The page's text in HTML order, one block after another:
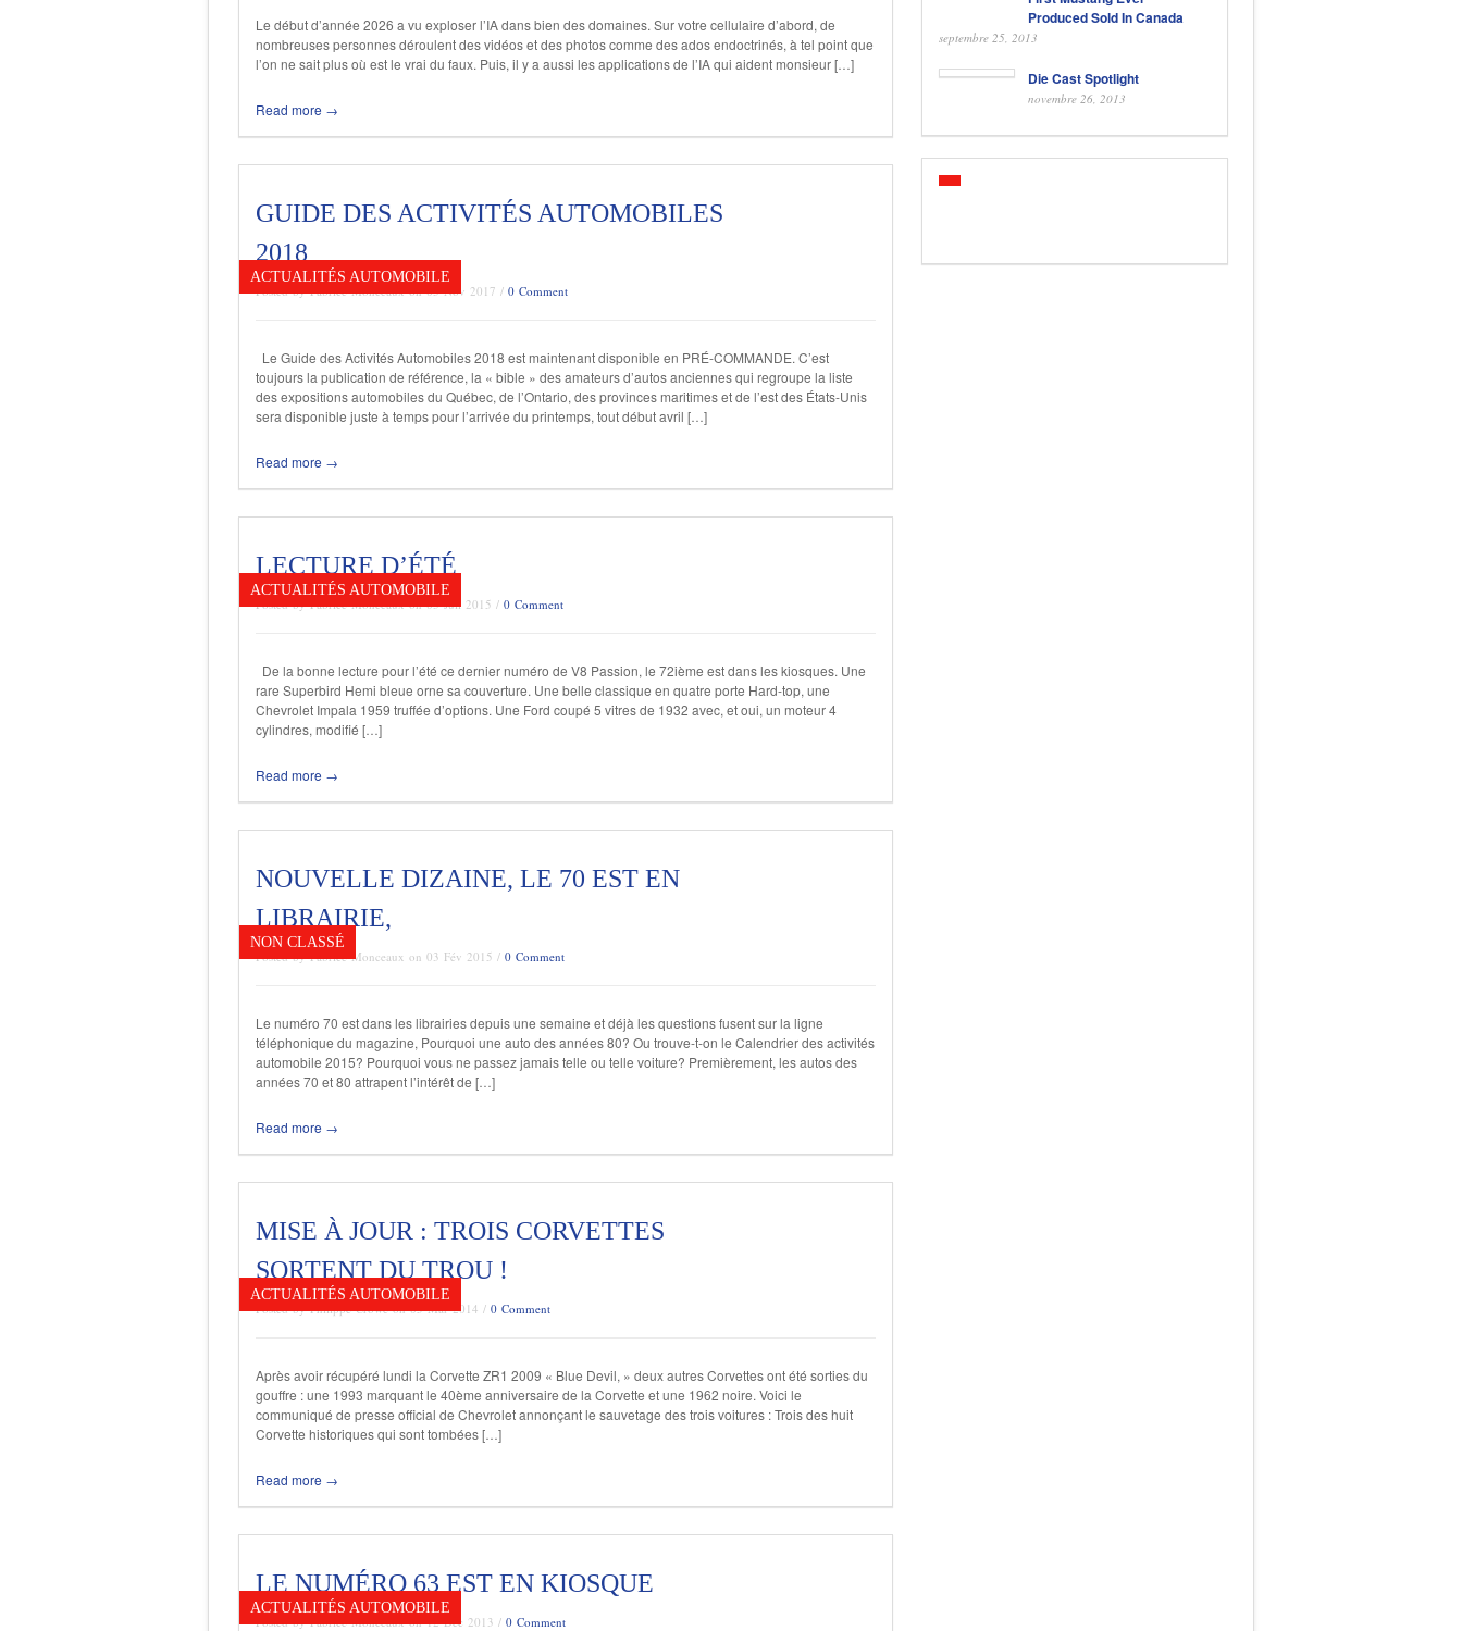
Le début d’année 2026 a vu exploser l’IA dans bien des domaines. Sur votre cellulaire d’abord, de
nombreuses personnes déroulent des vidéos et des photos comme des ados endoctrinés, à tel point que
l’on ne sait plus où est le vrai du faux. Puis, il y a aussi les applications de l’IA qui aident monsieur […]
Read more →
GUIDE DES ACTIVITÉS AUTOMOBILES
2018
Posted by Fabrice Monceaux on 03 Nov 2017 / 0 Comment
Le Guide des Activités Automobiles 2018 est maintenant disponible en PRÉ-COMMANDE. C’est
toujours la publication de référence, la « bible » des amateurs d’autos anciennes qui regroupe la liste
des expositions automobiles du Québec, de l’Ontario, des provinces maritimes et de l’est des États-Unis
sera disponible juste à temps pour l’arrivée du printemps, tout début avril […]
Read more →
ACTUALITÉS AUTOMOBILE
LECTURE D’ÉTÉ
Posted by Fabrice Monceaux on 03 Juil 2015 / 0 Comment
De la bonne lecture pour l’été ce dernier numéro de V8 Passion, le 72ième est dans les kiosques. Une
rare Superbird Hemi bleue orne sa couverture. Une belle classique en quatre porte Hard-top, une
Chevrolet Impala 1959 truffée d’options. Une Ford coupé 5 vitres de 1932 avec, et oui, un moteur 4
cylindres, modifié […]
Read more →
ACTUALITÉS AUTOMOBILE
NOUVELLE DIZAINE, LE 70 EST EN
LIBRAIRIE,
Posted by Fabrice Monceaux on 03 Fév 2015 / 0 Comment
Le numéro 70 est dans les librairies depuis une semaine et déjà les questions fusent sur la ligne
téléphonique du magazine, Pourquoi une auto des années 80? Ou trouve-t-on le Calendrier des activités
automobile 2015? Pourquoi vous ne passez jamais telle ou telle voiture? Premièrement, les autos des
années 70 et 80 attrapent l’intérêt de […]
Read more →
NON CLASSÉ
MISE À JOUR : TROIS CORVETTES
SORTENT DU TROU !
Posted by Philippe Crowe on 05 Mar 2014 / 0 Comment
Après avoir récupéré lundi la Corvette ZR1 2009 « Blue Devil, » deux autres Corvettes ont été sorties du
gouffre : une 1993 marquant le 40ème anniversaire de la Corvette et une 1962 noire. Voici le
communiqué de presse official de Chevrolet annonçant le sauvetage des trois voitures : Trois des huit
Corvette historiques qui sont tombées […]
Read more →
ACTUALITÉS AUTOMOBILE
LE NUMÉRO 63 EST EN KIOSQUE
Posted by Fabrice Monceaux on 12 Déc 2013 / 0 Comment
ACTUALITÉS AUTOMOBILE
Produced Sold In Canada
septembre 25, 2013
Die Cast Spotlight
novembre 26, 2013